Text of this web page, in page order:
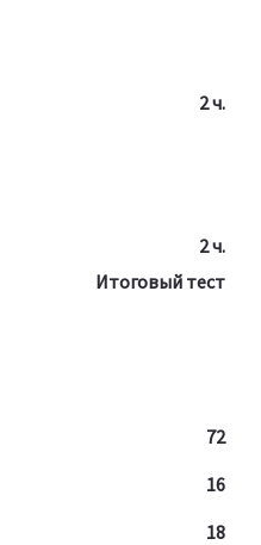
2 ч.
2 ч.
Итоговый тест
72
16
18